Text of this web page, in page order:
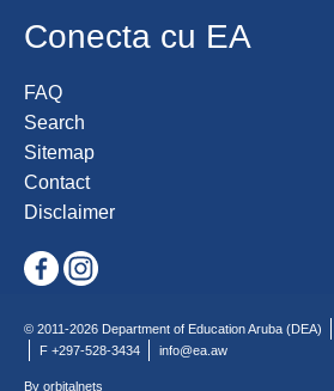
Conecta cu EA
FAQ
Search
Sitemap
Contact
Disclaimer
© 2011-2026 Department of Education Aruba (DEA)
F +297-528-3434
info@ea.aw
By orbitalnets